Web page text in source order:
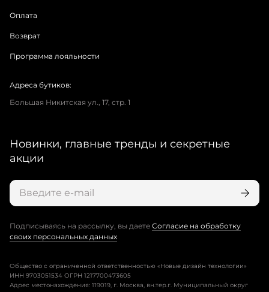
Оплата
Возврат
Программа лояльности
Адреса бутиков:
Большая Никитская ул., 17, стр. 1
Новинки, главные тренды и секретные
акции
Подписываясь на рассылку, вы даете Согласие на обработку
своих персональных данных
Общество с ограниченной ответственностью «Новые дизайн технологии»
ИНН 9703051534 ОГРН 1217700473605
Адрес местонахождения: 119019, г. Москва, вн.тер.г. Муниципальный округ